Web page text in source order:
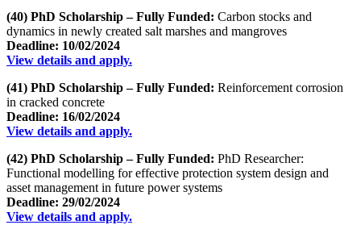
(40) PhD Scholarship – Fully Funded: Carbon stocks and
dynamics in newly created salt marshes and mangroves
Deadline: 10/02/2024
View details and apply.
(41) PhD Scholarship – Fully Funded: Reinforcement corrosion
in cracked concrete
Deadline: 16/02/2024
View details and apply.
(42) PhD Scholarship – Fully Funded: PhD Researcher:
Functional modelling for effective protection system design and
asset management in future power systems
Deadline: 29/02/2024
View details and apply.